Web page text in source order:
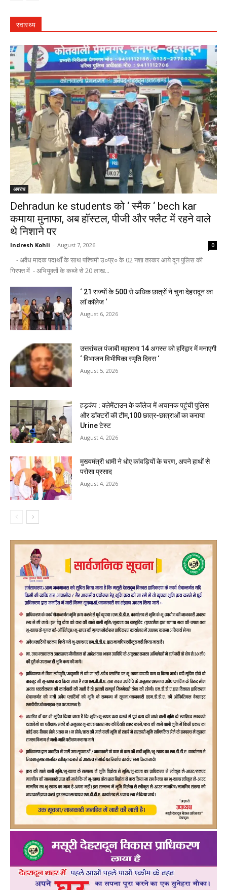
स्वास्थ्य
अपराध
Dehradun ke students को ‘ स्मैक ‘ bech kar
कमाया मुनाफा, अब हॉस्टल, पीजी और फ्लैट में रहने वाले
थे निशाने पर
Indresh Kohli - August 7, 2026 0
- अवैध मादक पदार्थों के साथ पश्चिमी उ०प्र० के 02 नशा तस्कर आये दून पुलिस की
गिरफ्त में - अभियुक्तों के कब्जे से 20 लाख...
‘ 21 राज्यों के 500 से अधिक छात्रों ने चुना देहरादून का
लाॅ काॅलेज ‘
August 6, 2026
उत्तरांचल पंजाबी महासभा 14 अगस्त को हरिद्वार में मनाएगी
‘ विभाजन विभीषिका स्मृति दिवस ‘
August 5, 2026
हड़कंप : क्लेमेंटाउन के कॉलेज में अचानक पहुंची पुलिस
और डॉक्टरों की टीम,100 छात्र-छात्राओं का कराया
Urine टेस्ट
August 4, 2026
मुख्यमंत्री धामी ने धोए कांवड़ियों के चरण, अपने हाथों से
परोसा प्रसाद
August 4, 2026